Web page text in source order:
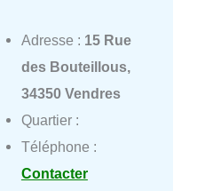
Adresse : 15 Rue
des Bouteillous,
34350 Vendres
Quartier :
Téléphone :
Contacter